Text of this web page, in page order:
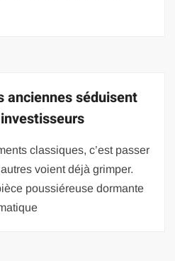
anciennes séduisent
classiques, c’est passer
voient déjà grimper.
poussiéreuse dormante